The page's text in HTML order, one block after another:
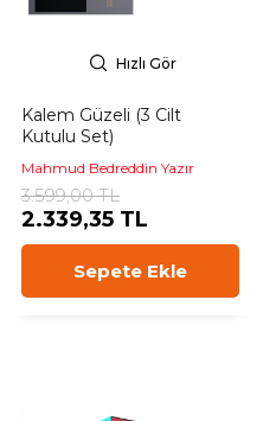
Hızlı Gör
Kalem Güzeli (3 Cilt
Kutulu Set)
Mahmud Bedreddin Yazır
3.599,00 TL
2.339,35 TL
Sepete Ekle